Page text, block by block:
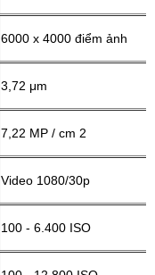
6000 x 4000 điểm ảnh
3,72 μm
7,22 MP / cm 2
Video 1080/30p
100 - 6.400 ISO